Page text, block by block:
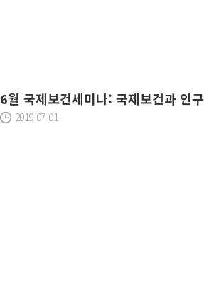
6월 국제보건세미나: 국제보건과 인구
2019-07-01